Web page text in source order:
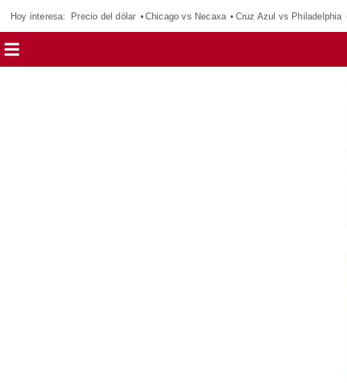
Hoy interesa: Precio del dólar Chicago vs Necaxa Cruz Azul vs Philadelphia